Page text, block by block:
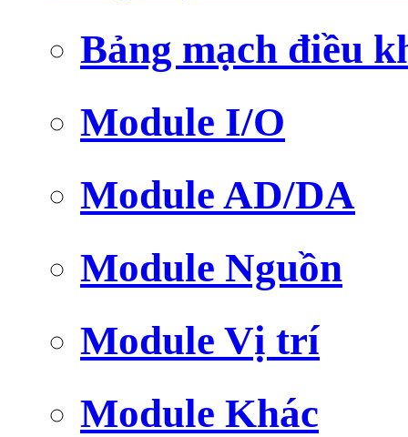
Bảng mạch điều
Module I/O
Module AD/DA
Module Nguồn
Module Vị trí
Module Khác